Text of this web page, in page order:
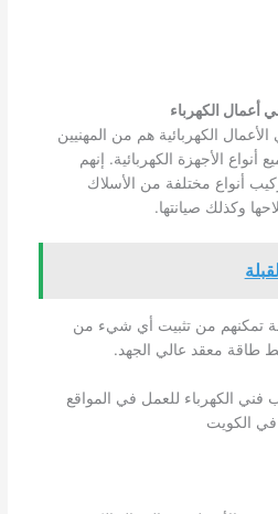
أعمال الكهرباء
الكهربائية هم من المهنيين
أنواع الأجهزة الكهربائية. إنهم
أنواع مختلفة من الأسلاك
وكذلك صيانتها.
تمكنهم من تثبيت أي شيء من
طاقة معقد عالي الجهد.
الكهرباء للعمل في المواقع
في الكويت